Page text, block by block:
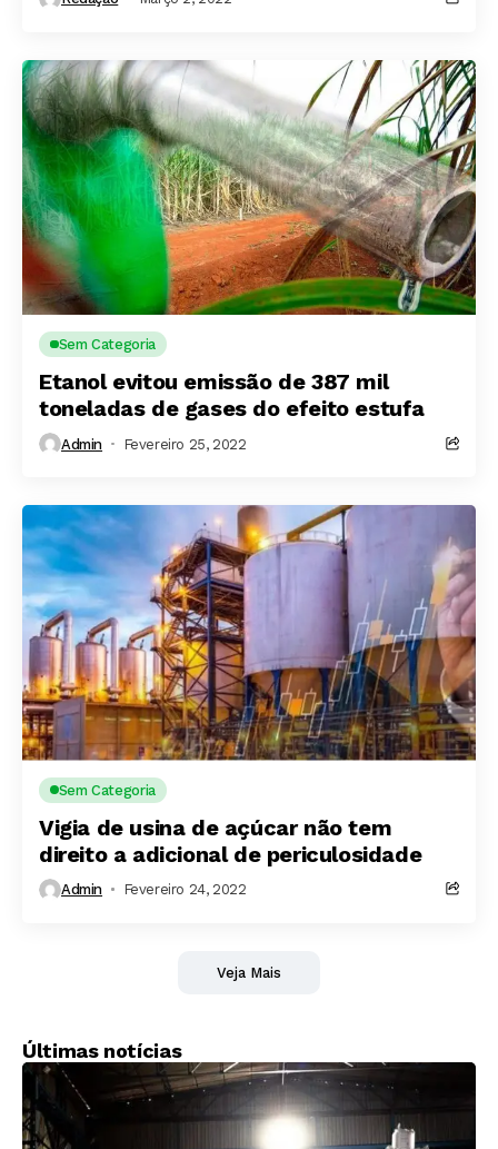
Sem Categoria
Etanol evitou emissão de 387 mil
toneladas de gases do efeito estufa
Admin Fevereiro 25, 2022
Sem Categoria
Vigia de usina de açúcar não tem
direito a adicional de periculosidade
Admin Fevereiro 24, 2022
Veja Mais
Últimas notícias